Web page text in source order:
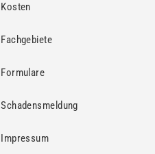
Kosten
Fachgebiete
Formulare
Schadensmeldung
Impressum